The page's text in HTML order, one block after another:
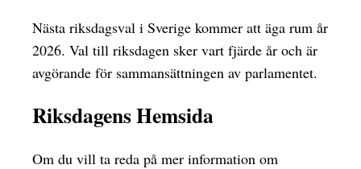
Nästa riksdagsval i Sverige kommer att äga rum år
2026. Val till riksdagen sker vart fjärde år och är
avgörande för sammansättningen av parlamentet.
Riksdagens Hemsida
Om du vill ta reda på mer information om